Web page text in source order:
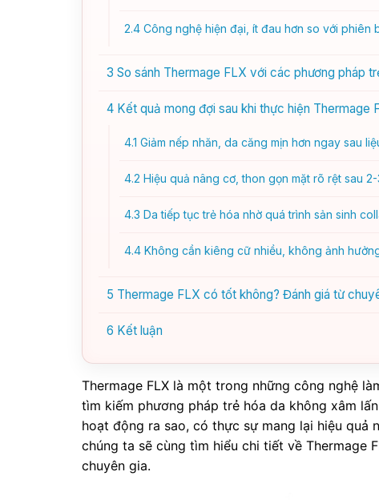
2.4 Công nghệ hiện đại, ít đau hơn so với phiên
3 So sánh Thermage FLX với các phương pháp
4 Kết quả mong đợi sau khi thực hiện Thermage
4.1 Giảm nếp nhăn, da căng mịn hơn ngay sau
4.2 Hiệu quả nâng cơ, thon gọn mặt rõ rệt sau
4.3 Da tiếp tục trẻ hóa nhờ quá trình sản sinh
4.4 Không cần kiêng cữ nhiều, không ảnh
5 Thermage FLX có tốt không? Đánh giá từ
6 Kết luận
Thermage FLX là một trong những công nghệ
tìm kiếm phương pháp trẻ hóa da không xâm
hoạt động ra sao, có thực sự mang lại hiệu quả
chúng ta sẽ cùng tìm hiểu chi tiết về Thermage
chuyên gia.